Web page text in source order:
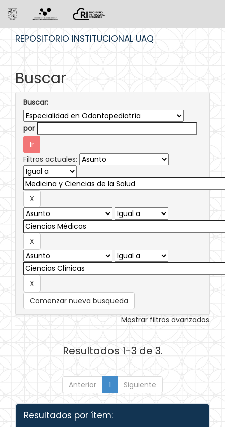
REPOSITORIO INSTITUCIONAL UAQ
Buscar
Buscar:
por
Filtros actuales:
Comenzar nueva busqueda
Mostrar filtros avanzados
Resultados 1-3 de 3.
Anterior 1 Siguiente
Resultados por ítem: